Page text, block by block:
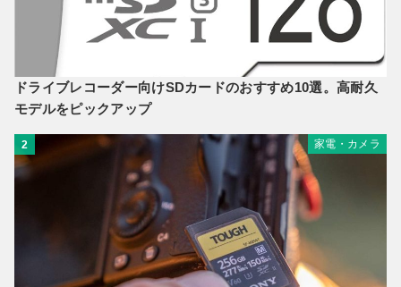
ドライブレコーダー向けSDカードのおすすめ10選。高耐久
モデルをピックアップ
2 家電・カメラ